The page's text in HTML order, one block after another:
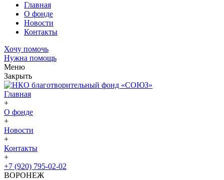
Главная
О фонде
Новости
Контакты
Хочу помочь
Нужна помощь
Меню
Закрыть
Главная
+
О фонде
+
Новости
+
Контакты
+
+7 (920) 795-02-02
ВОРОНЕЖ